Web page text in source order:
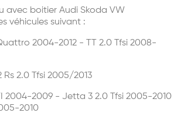
avec boitier Audi Skoda VW
véhicules suivant :
2004-2012 - TT 2.0 Tfsi 2008-
2.0 Tfsi 2005/2013
2004-2009 - Jetta 3 2.0 Tfsi 2005-2010
2010